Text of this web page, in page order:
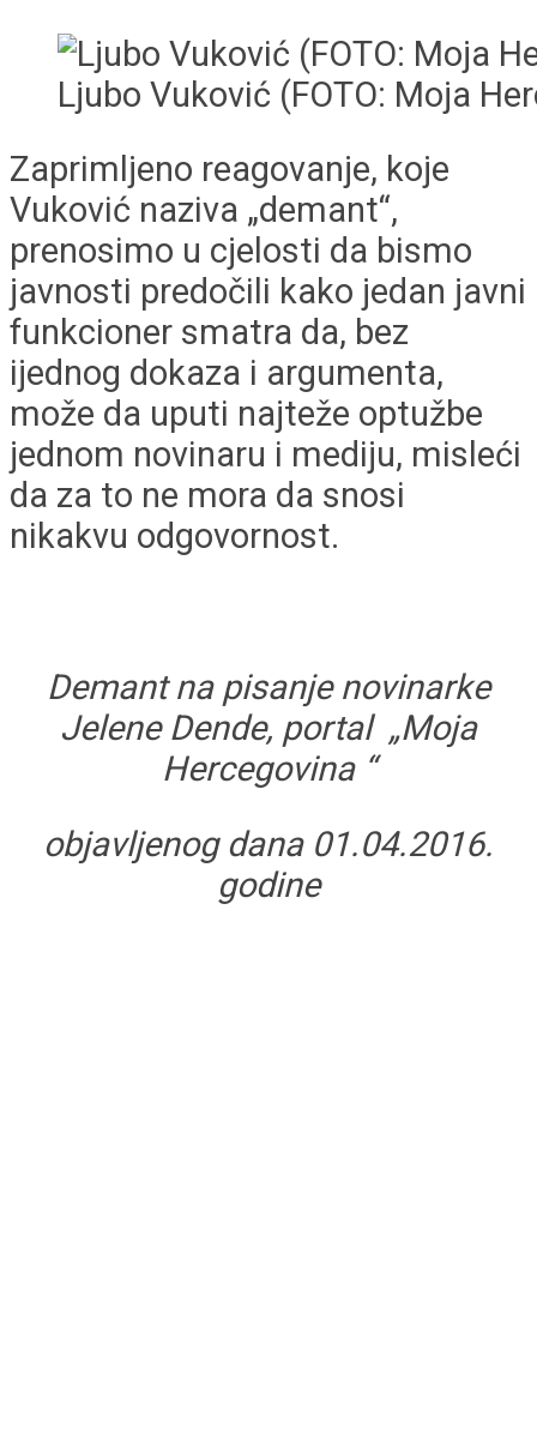
Ljubo Vuković (FOTO: Moja
Zaprimljeno reagovanje, koje
Vuković naziva „demant“,
prenosimo u cjelosti da bismo
javnosti predočili kako jedan javni
funkcioner smatra da, bez
ijednog dokaza i argumenta,
može da uputi najteže optužbe
jednom novinaru i mediju, misleći
da za to ne mora da snosi
nikakvu odgovornost.
Demant na pisanje novinarke
Jelene Dende, portal „Moja
Hercegovina “
objavljenog dana 01.04.2016.
godine